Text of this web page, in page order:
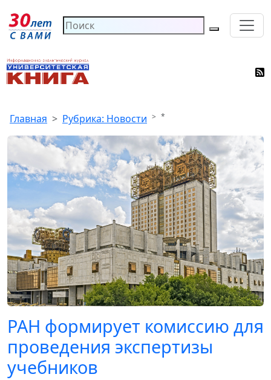
Главная Рубрика: Новости *
РАН формирует комиссию для
проведения экспертизы
учебников